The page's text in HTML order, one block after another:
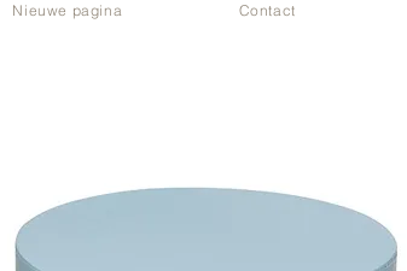
Nieuwe pagina Contact